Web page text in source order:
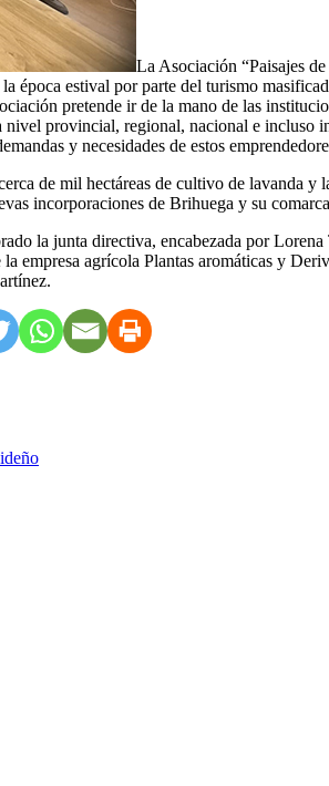
La Asociación “Paisajes
época estival por parte del turismo
pretende ir de la mano de las
provincial, regional, nacional e incluso
y necesidades de estos
de mil hectáreas de cultivo de lavanda
incorporaciones de Brihuega y su
la junta directiva, encabezada por
empresa agrícola Plantas aromáticas y